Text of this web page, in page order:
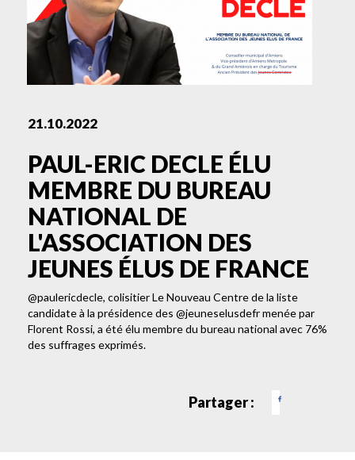
21.10.2022
PAUL-ERIC DECLE ÉLU
MEMBRE DU BUREAU
NATIONAL DE
L'ASSOCIATION DES
JEUNES ÉLUS DE FRANCE
@paulericdecle, colisitier Le Nouveau Centre de la liste
candidate à la présidence des @jeuneselusdefr menée par
Florent Rossi, a été élu membre du bureau national avec 76%
des suffrages exprimés.
Partager :